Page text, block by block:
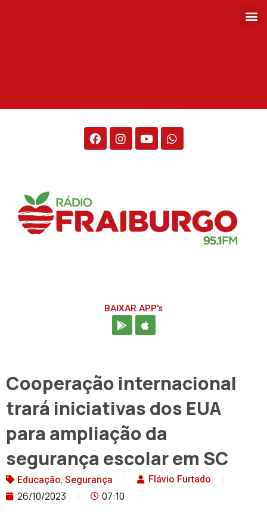
BAIXAR APP's
Cooperação internacional
trará iniciativas dos EUA
para ampliação da
segurança escolar em SC
Educação, Segurança Flávio Furtado
26/10/2023 07:10